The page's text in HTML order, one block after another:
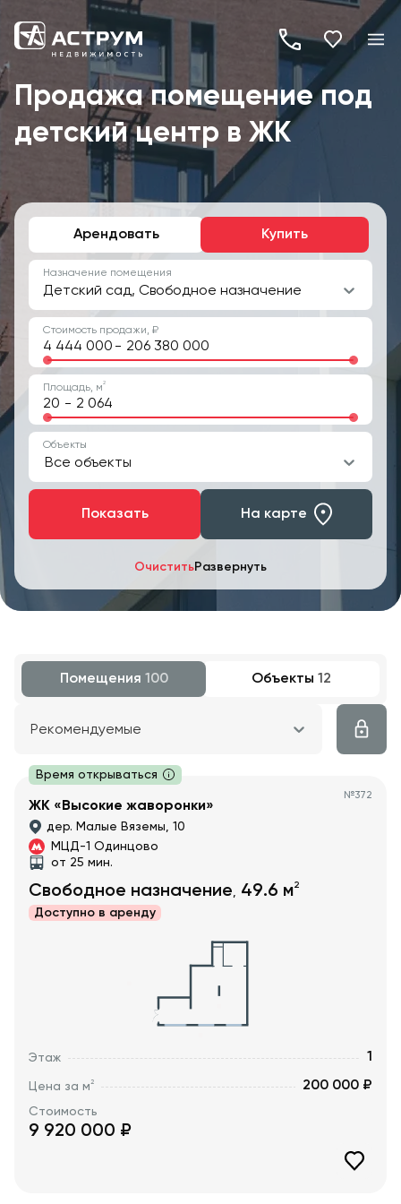
+7
(495)
260-
19-
Продажа помещение под
детский центр в ЖК
Арендовать Купить
ОчиститьРазвернуть
Назначение помещения
Детский сад, Свободное назначение
Стоимость продажи, ₽
-
Площадь, м2
-
Объекты
Все объекты
Показать На карте
Помещения 100 Объекты 12
Рекомендуемые
Время открываться
№372
ЖК «Высокие жаворонки»
дер. Малые Вяземы, 10
МЦД-1 Одинцово
от 25 мин.
Свободное назначение, 49.6 м2
Доступно в аренду
Этаж 1
Цена за м2 200 000 ₽
Стоимость
9 920 000 ₽